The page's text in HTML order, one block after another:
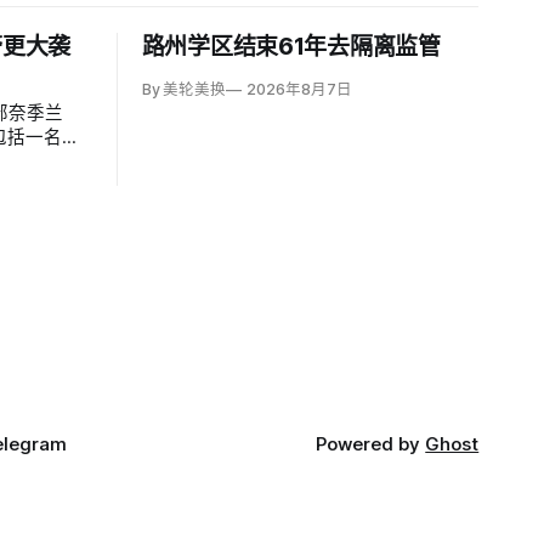
大袭
奈季兰
一名二
路州学区结束61年去隔离监管
By 美轮美换 2026年8月7日
Powered by Ghost